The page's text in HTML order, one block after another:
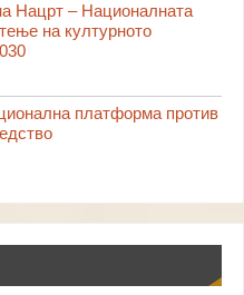
Нацрт – Националната
на културното
платформа против